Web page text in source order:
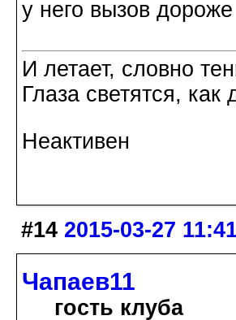
у него вызов дороже
И летает, словно
Глаза светятся, как
Неактивен
#14 2015-03-27
Чапаев11
гость клуба